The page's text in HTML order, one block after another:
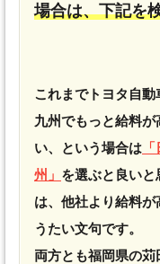
場合は、下記を
これまでトヨタ自動
九州でもっと給料
い、という場合は
州」 を選ぶと良いと
は、他社より給料
うたい文句です。
両方とも福岡県の